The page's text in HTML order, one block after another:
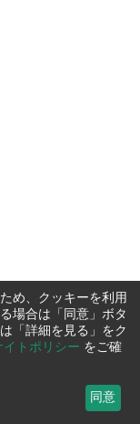
め、クッキーを利用
場合は「同意」ボタ
「詳細を見る」をク
イトポリシー をご確
同意